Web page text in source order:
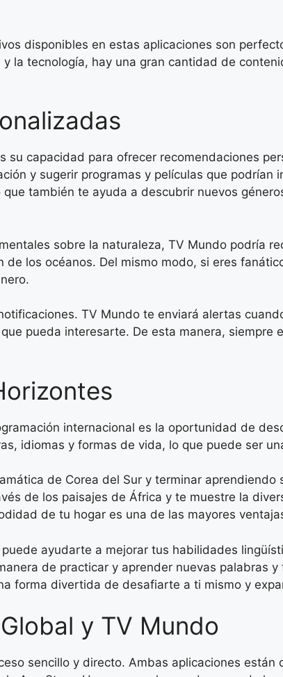
disponibles en estas aplicaciones son
la tecnología, hay una gran cantidad de
su capacidad para ofrecer recomendaciones
y sugerir programas y películas que podrían
también te ayuda a descubrir nuevos
sobre la naturaleza, TV Mundo podría
los océanos. Del mismo modo, si eres
TV Mundo te enviará alertas
pueda interesarte. De esta manera,
internacional es la oportunidad de
idiomas y formas de vida, lo que puede ser
de Corea del Sur y terminar
de los paisajes de África y te muestre la
de tu hogar es una de las mayores
ayudarte a mejorar tus habilidades
de practicar y aprender nuevas palabras
forma divertida de desafiarte a ti mismo y
y TV Mundo
sencillo y directo. Ambas aplicaciones